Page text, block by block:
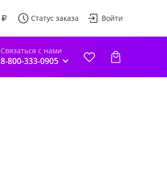
Статус заказа Войти
Связаться с нами
8-800-333-0905